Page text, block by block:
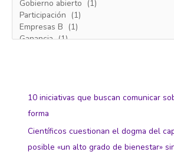
10 iniciativas que buscan comunicar
forma
Científicos cuestionan el dogma del
posible «un alto grado de bienestar»